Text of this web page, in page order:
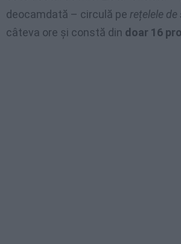
deocamdată – circulă pe rețelele
câteva ore și constă din doar 16